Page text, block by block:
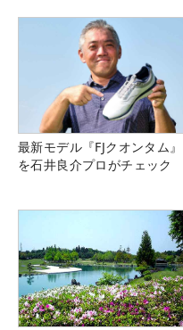
最新モデル『FJクオンタム』
を石井良介プロがチェック